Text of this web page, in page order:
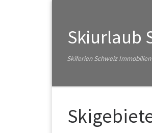
Skiurlaub
Skiferien Schweiz Immobilien